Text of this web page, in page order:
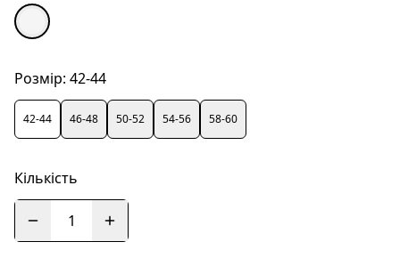
Розмір: 42-44
42-44 46-48 50-52 54-56 58-60
Кількість
1